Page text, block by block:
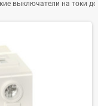
выключатели на токи